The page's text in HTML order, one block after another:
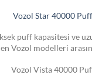
Vozol Star 40000 Puff
puff kapasitesi ve
Vozol modelleri
Vozol Vista 40000